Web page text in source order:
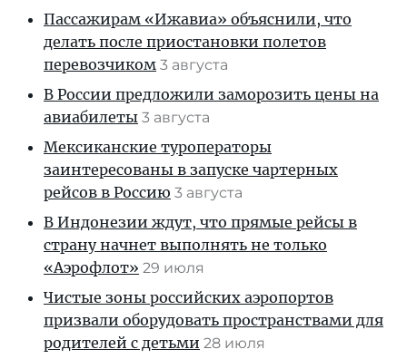
Пассажирам «Ижавиа» объяснили, что
делать после приостановки полетов
перевозчиком 3 августа
В России предложили заморозить цены на
авиабилеты 3 августа
Мексиканские туроператоры
заинтересованы в запуске чартерных
рейсов в Россию 3 августа
В Индонезии ждут, что прямые рейсы в
страну начнет выполнять не только
«Аэрофлот» 29 июля
Чистые зоны российских аэропортов
призвали оборудовать пространствами для
родителей с детьми 28 июля